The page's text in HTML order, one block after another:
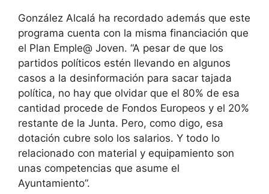
González Alcalá ha recordado además que este
programa cuenta con la misma financiación que
el Plan Emple@ Joven. “A pesar de que los
partidos políticos estén llevando en algunos
casos a la desinformación para sacar tajada
política, no hay que olvidar que el 80% de esa
cantidad procede de Fondos Europeos y el 20%
restante de la Junta. Pero, como digo, esa
dotación cubre solo los salarios. Y todo lo
relacionado con material y equipamiento son
unas competencias que asume el
Ayuntamiento”.